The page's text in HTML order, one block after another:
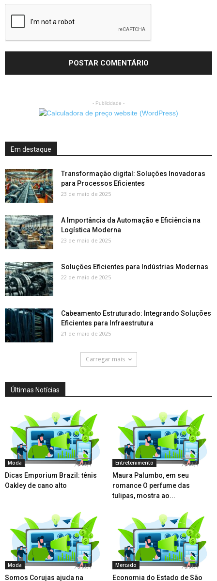
- Publicidade -
Em destaque
Transformação digital: Soluções Inovadoras
para Processos Eficientes
23 de maio de 2025
A Importância da Automação e Eficiência na
Logística Moderna
23 de maio de 2025
Soluções Eficientes para Indústrias Modernas
22 de maio de 2025
Cabeamento Estruturado: Integrando Soluções
Eficientes para Infraestrutura
21 de maio de 2025
Carregar mais
Últimas Notícias
Moda
Dicas Emporium Brazil: tênis
Oakley de cano alto
Entretenimento
Maura Palumbo, em seu
romance O perfume das
tulipas, mostra ao...
Moda
Somos Corujas ajuda na
Mercado
Economia do Estado de São